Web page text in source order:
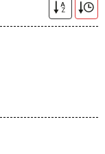
A
Z